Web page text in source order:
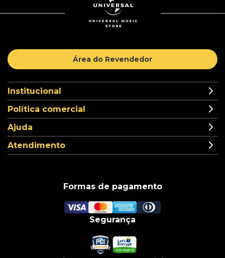
Área do Revendedor
Institucional
Política comercial
Ajuda
Atendimento
Formas de pagamento
Segurança